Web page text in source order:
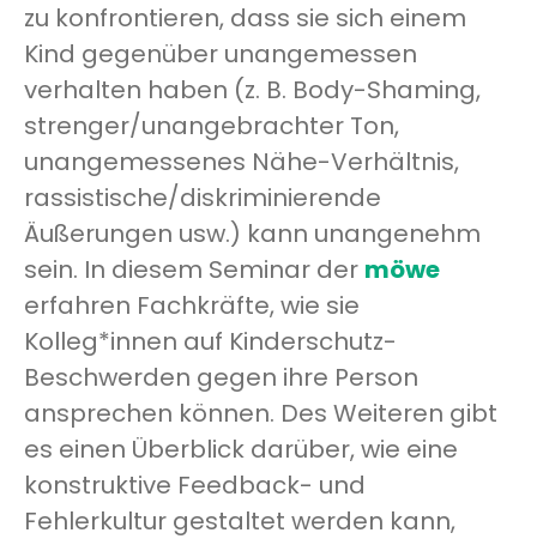
zu konfrontieren, dass sie sich einem
Kind gegenüber unangemessen
verhalten haben (z. B. Body-Shaming,
strenger/unangebrachter Ton,
unangemessenes Nähe-Verhältnis,
rassistische/diskriminierende
Äußerungen usw.) kann unangenehm
sein. In diesem Seminar der möwe
erfahren Fachkräfte, wie sie
Kolleg*innen auf Kinderschutz-
Beschwerden gegen ihre Person
ansprechen können. Des Weiteren gibt
es einen Überblick darüber, wie eine
konstruktive Feedback- und
Fehlerkultur gestaltet werden kann,